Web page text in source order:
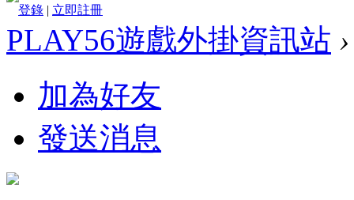
登錄 | 立即註冊
PLAY56遊戲外掛資訊站 ›
加為好友
發送消息